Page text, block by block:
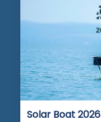
Solar Boat 2026